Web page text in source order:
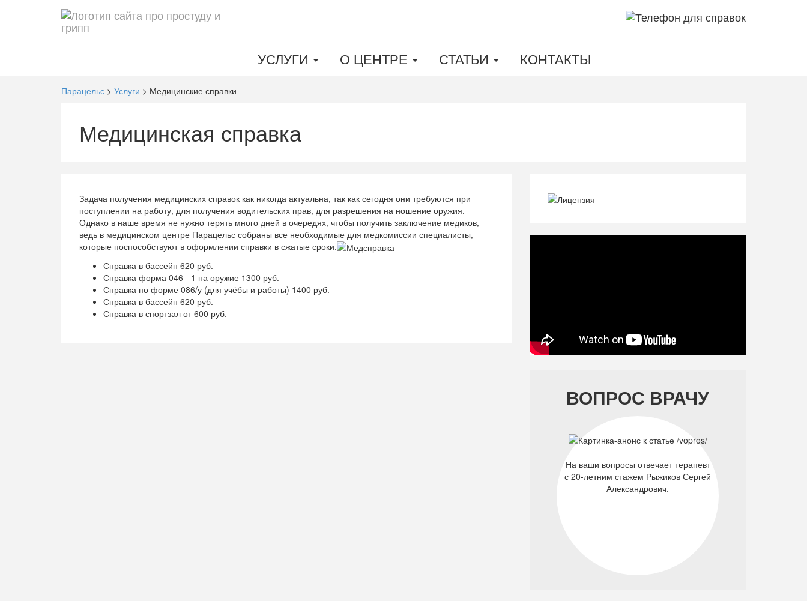
УСЛУГИ О ЦЕНТРЕ СТАТЬИ КОНТАКТЫ
Парацельс > Услуги > Медицинские справки
Медицинская справка
Задача получения медицинских справок как никогда актуальна, так как сегодня они требуются при
поступлении на работу, для получения водительских прав, для разрешения на ношение оружия.
Однако в наше время не нужно терять много дней в очередях, чтобы получить заключение медиков,
ведь в медицинском центре Парацельс собраны все необходимые для медкомиссии специалисты,
которые поспособствуют в оформлении справки в сжатые сроки.
Справка в бассейн 620 руб.
Справка форма 046 - 1 на оружие 1300 руб.
Справка по форме 086/у (для учёбы и работы) 1400 руб.
Справка в бассейн 620 руб.
Справка в спортзал от 600 руб.
ВОПРОС ВРАЧУ
На ваши вопросы отвечает терапевт
с 20-летним стажем Рыжиков Сергей
Александрович.